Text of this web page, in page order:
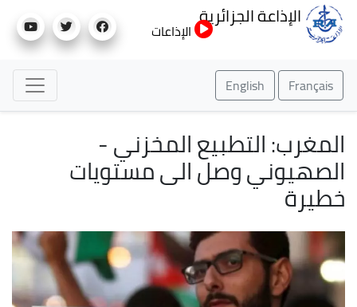
إلى
الإذاعة الجزائرية
الإذاعات
Français
English
المغرب: التطبيع المخزني -
الصهيوني وصل الى مستويات
خطيرة